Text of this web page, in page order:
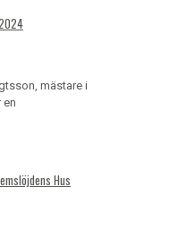
mästare i
en
Hus